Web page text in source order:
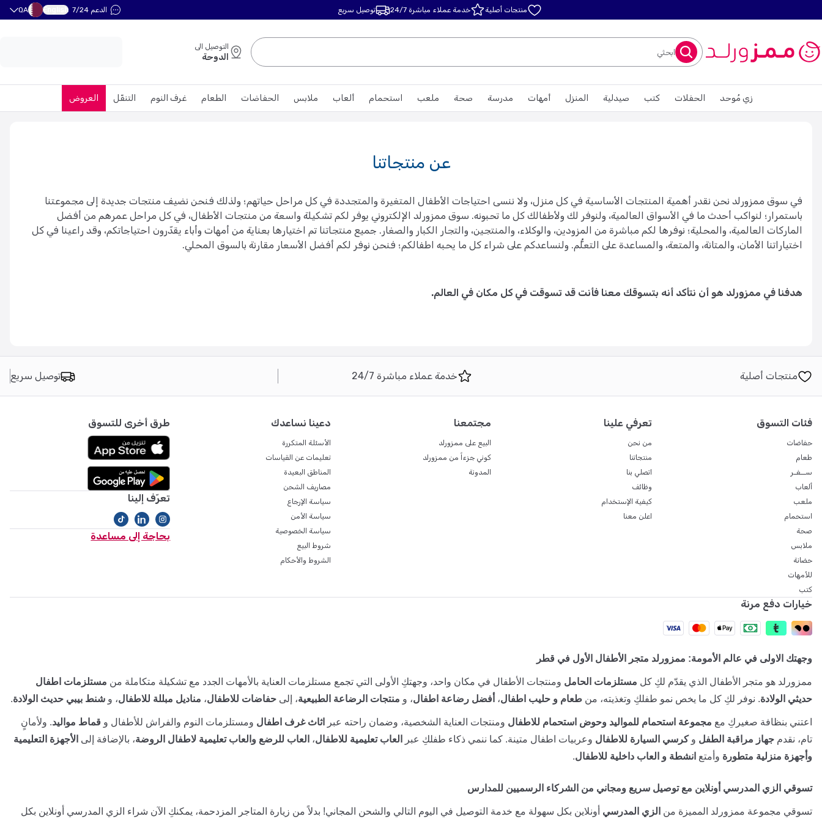
منتجات أصلية خدمة عملاء مباشرة 24/7 توصيل سريع الدعم 7/24 English
QA
ابحثي
التوصيل الى
الدوحة
العروض التنقّل غرف النوم الطعام الحفاضات ملابس ألعاب استحمام ملعب صحة مدرسة أمهات المنزل صيدلية كتب الحفلات زي مُوحد
عن منتجاتنا
في سوق ممزورلد نحن نقدر أهمية المنتجات الأساسية في كل منزل، ولا ننسى احتياجات الأطفال المتغيرة والمتجددة في كل مراحل حياتهم؛ ولذلك فنحن نضيف منتجات جديدة إلى مجموعتنا
باستمرار؛ لنواكب أحدث ما في الأسواق العالمية، ولنوفر لك ولأطفالك كل ما تحبونه. سوق ممزورلد الإلكتروني يوفر لكم تشكيلة واسعة من منتجات الأطفال، في كل مراحل عمرهم من أفضل
الماركات العالمية، والمحلية؛ نوفرها لكم مباشرة من المزودين، والوكلاء، والمنتجين، والتجار الكبار والصغار. جميع منتجاتنا تم اختيارها بعناية من أمهات وأباء يقدّرون احتياجاتكم، وقد راعينا في كل
اختياراتنا الأمان، والمتانة، والمتعة، والمساعدة على التعلُّم. ولنساعدكم على شراء كل ما يحبه اطفالكم؛ فنحن نوفر لكم أفضل الأسعار مقارنة بالسوق المحلي.
هدفنا في ممزورلد هو أن نتأكد أنه بتسوقك معنا فأنت قد تسوقت في كل مكان في العالم.
منتجات أصلية خدمة عملاء مباشرة 24/7 توصيل سريع
فئات التسوق
حفاضات
طعام
ســفـر
ألعاب
ملعب
استحمام
صحة
ملابس
حضانة
للأمهات
كتب
تعرفي علينا
من نحن
منتجاتنا
اتصلي بنا
وظائف
كيفية الإستخدام
اعلن معنا
مجتمعنا
البيع على ممزورلد
كوني جزءاً من ممزورلد
المدونة
دعينا نساعدك
الأسئلة المتكررة
تعليمات عن القياسات
المناطق البعيدة
مصاريف الشحن
سياسة الإرجاع
سياسة الأمن
سياسة الخصوصية
شروط البيع
الشروط والأحكام
طرق أخرى للتسوق
تعرّف إلينا
بحاجة إلى مساعدة
خيارات دفع مرنة
وجهتك الاولى في عالم الأمومة: ممزورلد متجر الأطفال الأول في قطر
ممزورلد هو متجر الأطفال الذي يقدّم لكِ كل مستلزمات الحامل ومنتجات الأطفال في مكان واحد، وجهتكِ الأولى التي تجمع مستلزمات العناية بالأمهات الجدد مع تشكيلة متكاملة من مستلزمات اطفال
حديثي الولادة. نوفر لكِ كل ما يخص نمو طفلكِ وتغذيته، من طعام و حليب اطفال، أفضل رضاعة اطفال، و منتجات الرضاعة الطبيعية، إلى حفاضات للاطفال، مناديل مبللة للاطفال، و شنط بيبي حديث الولادة.
اعتني بنظافة صغيركِ مع مجموعة استحمام للمواليد وحوض استحمام للاطفال ومنتجات العناية الشخصية، وضمان راحته عبر اثاث غرف اطفال ومستلزمات النوم والفراش للأطفال و قماط مواليد. ولأمانٍ
تام، نقدم جهاز مراقبة الطفل وكرسي السيارة للاطفال وعربيات اطفال متينة. كما ننمي ذكاء طفلكِ عبر العاب تعليمية للاطفال، العاب للرضع والعاب تعليمية لاطفال الروضة، بالإضافة إلى الأجهزة التعليمية
وأجهزة منزلية متطورة وأمتع انشطة و العاب داخلية للاطفال.
تسوقي الزي المدرسي أونلاين مع توصيل سريع ومجاني من الشركاء الرسميين للمدارس
تسوقي مجموعة ممزورلد المميزة من الزي المدرسي أونلاين بكل سهولة مع خدمة التوصيل في اليوم التالي والشحن المجاني! بدلاً من زيارة المتاجر المزدحمة، يمكنكِ الآن شراء الزي المدرسي أونلاين بكل